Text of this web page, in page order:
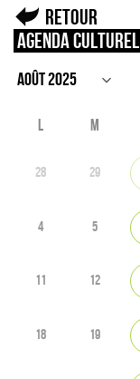
Retour
Agenda culturel
L M
28 29
4 5
11 12
18 19